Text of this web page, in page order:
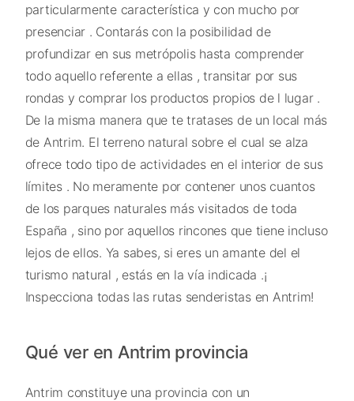
particularmente característica y con mucho por
presenciar . Contarás con la posibilidad de
profundizar en sus metrópolis hasta comprender
todo aquello referente a ellas , transitar por sus
rondas y comprar los productos propios de l lugar .
De la misma manera que te tratases de un local más
de Antrim. El terreno natural sobre el cual se alza
ofrece todo tipo de actividades en el interior de sus
límites . No meramente por contener unos cuantos
de los parques naturales más visitados de toda
España , sino por aquellos rincones que tiene incluso
lejos de ellos. Ya sabes, si eres un amante del el
turismo natural , estás en la vía indicada .¡
Inspecciona todas las rutas senderistas en Antrim!
Qué ver en Antrim provincia
Antrim constituye una provincia con un